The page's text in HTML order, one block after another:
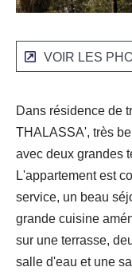
VOIR LES
Dans résidence de
THALASSA', très
avec deux grandes
L'appartement est
service, un beau
grande cuisine
sur une terrasse,
salle d'eau et une